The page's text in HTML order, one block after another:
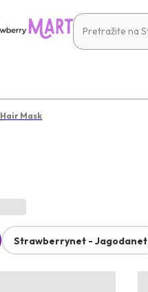
Hair Mask
Strawberrynet - Jagodanet